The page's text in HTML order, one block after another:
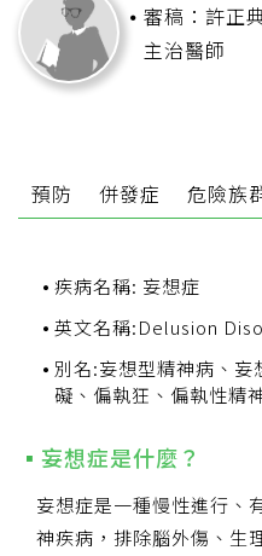
審稿：許正
主治醫師
預防 併發症 危險族
疾病名稱: 妄想症
英文名稱:Delusion
別名:妄想型精神病、
礙、偏執狂、偏執性精
妄想症是什麼？
妄想症是一種慢性進行、
神疾病，排除腦外傷、生